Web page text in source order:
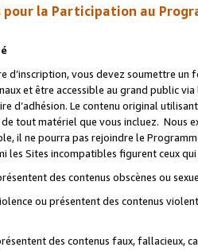
pour la Participation au
d’inscription, vous devez soumettre
et être accessible au grand public
d’adhésion. Le contenu original
tout matériel que vous incluez. Nous
il ne pourra pas rejoindre le
les Sites incompatibles figurent ceux
des contenus obscènes ou
ou présentent des contenus
des contenus faux, fallacieux,